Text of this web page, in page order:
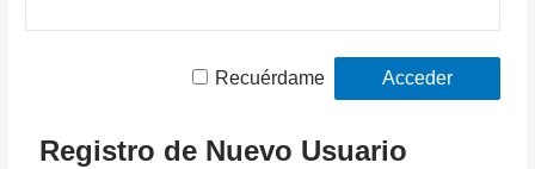
Recuérdame
Registro de Nuevo Usuario